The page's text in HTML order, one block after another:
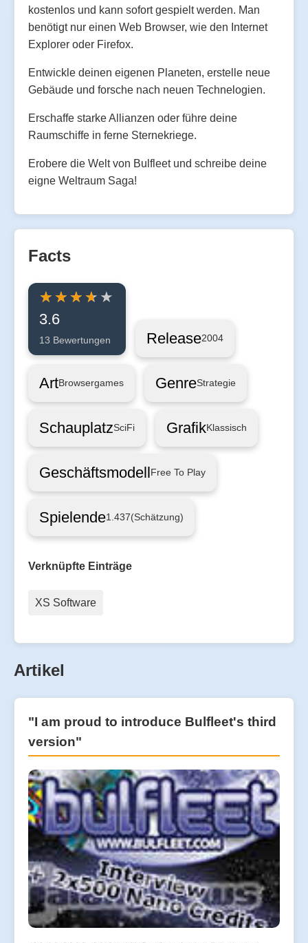
kostenlos und kann sofort gespielt werden. Man
benötigt nur einen Web Browser, wie den Internet
Explorer oder Firefox.
Entwickle deinen eigenen Planeten, erstelle neue
Gebäude und forsche nach neuen Technelogien.
Erschaffe starke Allianzen oder führe deine
Raumschiffe in ferne Sternekriege.
Erobere die Welt von Bulfleet und schreibe deine
eigne Weltraum Saga!
Facts
3.6
13 Bewertungen Release2004
ArtBrowsergames GenreStrategie
SchauplatzSciFi GrafikKlassisch
GeschäftsmodellFree To Play
Spielende1.437(Schätzung)
Verknüpfte Einträge
XS Software
Artikel
"I am proud to introduce Bulfleet's third
version"